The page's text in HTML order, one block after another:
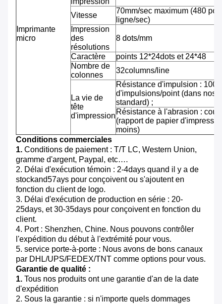
Imprimante
micro
Vitesse
70mm/sec maximum (480
ligne/sec)
Impression
des
résolutions
8 dots/mm
Caractère
points 12*24dots et 24*48
Nombre de
colonnes
32columns/line
La vie de
tête
d'impression
Résistance d'impulsion : 100
d'impulsions/point (dans nos
standard) ;
Résistance à l'abrasion :
(rapport de papier
moins)
Conditions commerciales
1. Conditions de paiement : T/T LC, Western Union,
gramme d'argent, Paypal, etc….
2. Délai d'exécution témoin : 2-4days quand il y a de
stockand57ays pour conçoivent ou s'ajoutent en
fonction du client de logo.
3. Délai d'exécution de production en série : 20-
25days, et 30-35days pour conçoivent en fonction du
client.
4. Port : Shenzhen, Chine. Nous pouvons contrôler
l'expédition du début à l'extrémité pour vous.
5. service porte-à-porte : Nous avons de bons canaux
par DHL/UPS/FEDEX/TNT comme options pour vous.
Garantie de qualité :
1. Tous nos produits ont une garantie d'an de la date
d'expédition
2. Sous la garantie : si n'importe quels dommages